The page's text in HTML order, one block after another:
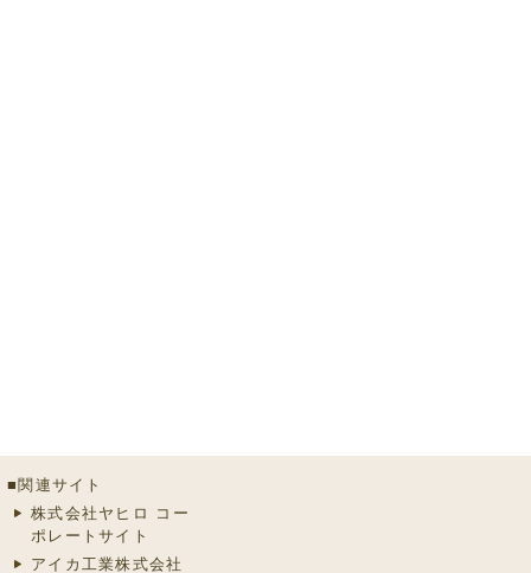
■関連サイト
株式会社ヤヒロ コー
ポレートサイト
アイカ工業株式会社